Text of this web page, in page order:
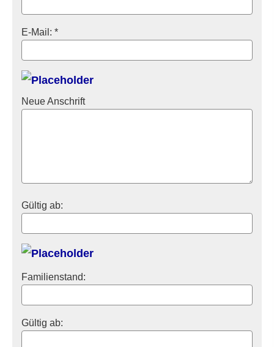
E-Mail: *
Neue Anschrift
Gültig ab:
Familienstand:
Gültig ab: